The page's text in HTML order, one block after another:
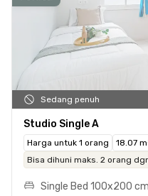
Sedang penuh
Studio Single A
Harga untuk 1 orang
18.07
Bisa dihuni maks. 2 orang
Single Bed 100x200 cm